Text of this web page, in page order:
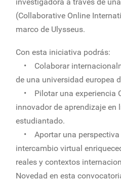
(Collaborative Online
marco de Ulysseus.
Con esta iniciativa podrás:
• Colaborar
de una universidad europea
• Pilotar una experiencia
innovador de aprendizaje en
estudiantado.
• Aportar una perspectiva
intercambio virtual
reales y contextos
Novedad en esta